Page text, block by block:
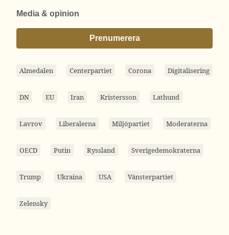
Media & opinion
Prenumerera
Almedalen Centerpartiet Corona Digitalisering
DN EU Iran Kristersson Lathund
Lavrov Liberalerna Miljöpartiet Moderaterna
OECD Putin Ryssland Sverigedemokraterna
Trump Ukraina USA Vänsterpartiet
Zelensky